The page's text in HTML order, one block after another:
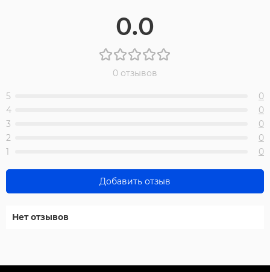
0.0
0 отзывов
5
0
4
0
3
0
2
0
1
0
Добавить отзыв
Нет отзывов